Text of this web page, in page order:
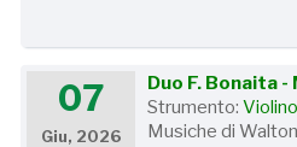
07
Giu, 2026
Duo F. Bonaita
Strumento:
Musiche di